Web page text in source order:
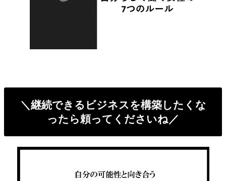
＼継続できるビジネスを構築したくな
ったら頼ってくださいね／